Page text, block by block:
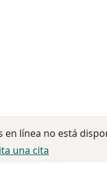
en línea no está
una cita